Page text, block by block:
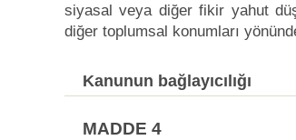
siyasal veya diğer fikir yahut
diğer toplumsal konumları
Kanunun bağlayıcılığı
MADDE 4